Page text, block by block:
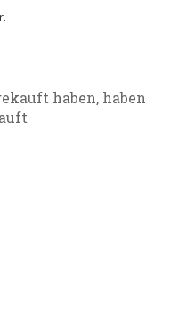
haben, haben